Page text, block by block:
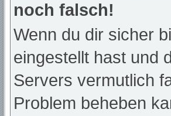
noch falsch!
Wenn du dir sicher
eingestellt hast und
Servers vermutlich
Problem beheben